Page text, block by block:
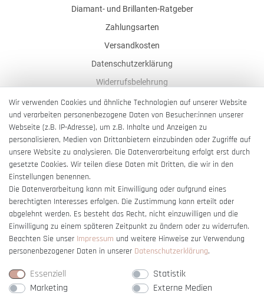
Diamant- und Brillanten-Ratgeber
Zahlungsarten
Versandkosten
Datenschutzerklärung
Widerrufsbelehrung
AGB
Impressum
Barrierefreiheitserklärung
Vertrag widerrufen
Wir verwenden Cookies und ähnliche Technologien auf unserer Website
und verarbeiten personenbezogene Daten von Besucher:innen unserer
Webseite (z.B. IP-Adresse), um z.B. Inhalte und Anzeigen zu
personalisieren, Medien von Drittanbietern einzubinden oder Zugriffe auf
unsere Website zu analysieren. Die Datenverarbeitung erfolgt erst durch
gesetzte Cookies. Wir teilen diese Daten mit Dritten, die wir in den
Einstellungen benennen.
Die Datenverarbeitung kann mit Einwilligung oder aufgrund eines
berechtigten Interesses erfolgen. Die Zustimmung kann erteilt oder
abgelehnt werden. Es besteht das Recht, nicht einzuwilligen und die
Einwilligung zu einem späteren Zeitpunkt zu ändern oder zu widerrufen.
Beachten Sie unser Impressum und weitere Hinweise zur Verwendung
personenbezogener Daten in unserer Daten­schutz­erklärung.
Essenziell
Statistik
Marketing
Externe Medien